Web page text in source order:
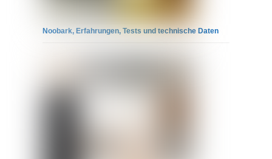
Noobark, Erfahrungen, Tests und technische Daten